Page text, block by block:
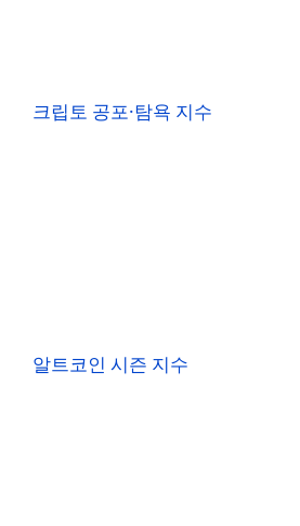
크립토 공포·탐욕 지수
알트코인 시즌 지수